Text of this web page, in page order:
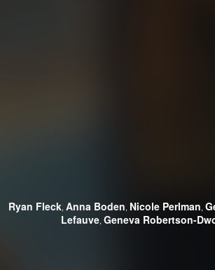
Ryan Fleck, Anna Boden, Nicole Perlman,
Lefauve, Geneva Robertson-